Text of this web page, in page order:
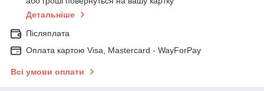
Детальніше
Післяплата
Оплата картою Visa, Mastercard - WayForPay
Всі умови оплати